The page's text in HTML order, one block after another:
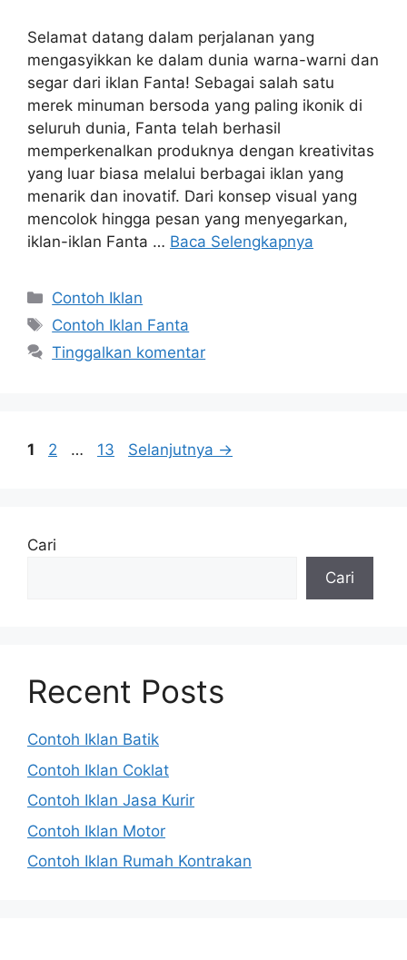
Selamat datang dalam perjalanan yang
mengasyikkan ke dalam dunia warna-warni dan
segar dari iklan Fanta! Sebagai salah satu
merek minuman bersoda yang paling ikonik di
seluruh dunia, Fanta telah berhasil
memperkenalkan produknya dengan kreativitas
yang luar biasa melalui berbagai iklan yang
menarik dan inovatif. Dari konsep visual yang
mencolok hingga pesan yang menyegarkan,
iklan-iklan Fanta … Baca Selengkapnya
Contoh Iklan
Contoh Iklan Fanta
Tinggalkan komentar
1 2 … 13 Selanjutnya →
Cari
Cari
Recent Posts
Contoh Iklan Batik
Contoh Iklan Coklat
Contoh Iklan Jasa Kurir
Contoh Iklan Motor
Contoh Iklan Rumah Kontrakan